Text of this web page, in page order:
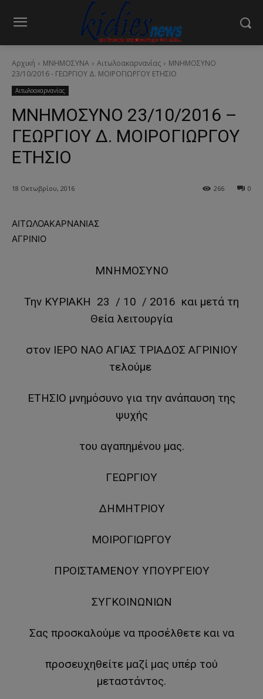
Αρχική ΜΝΗΜΟΣΥΝΑ Αιτωλοακαρνανίας
ΜΝΗΜΟΣΥΝΟ
23/10/2016 - ΓΕΩΡΓΙΟΥ Δ. ΜΟΙΡΟΓΙΩΡΓΟΥ ΕΤΗΣΙΟ
Αιτωλοακαρνανίας
ΜΝΗΜΟΣΥΝΟ 23/10/2016 –
ΓΕΩΡΓΙΟΥ Δ. ΜΟΙΡΟΓΙΩΡΓΟΥ
ΕΤΗΣΙΟ
18 Οκτωβρίου, 2016 0
266
ΑΙΤΩΛΟΑΚΑΡΝΑΝΙΑΣ
ΑΓΡΙΝΙΟ
ΜΝΗΜΟΣΥΝΟ
Την ΚΥΡΙΑΚΗ 23 / 10 / 2016 και μετά τη
Θεία λειτουργία
στον ΙΕΡΟ ΝΑΟ ΑΓΙΑΣ ΤΡΙΑΔΟΣ ΑΓΡΙΝΙΟΥ
τελούμε
ΕΤΗΣΙΟ μνημόσυνο για την ανάπαυση της
ψυχής
του αγαπημένου μας.
ΓΕΩΡΓΙΟΥ
ΔΗΜΗΤΡΙΟΥ
ΜΟΙΡΟΓΙΩΡΓΟΥ
ΠΡΟΙΣΤΑΜΕΝΟΥ ΥΠΟΥΡΓΕΙΟΥ
ΣΥΓΚΟΙΝΩΝΙΩΝ
Σας προσκαλούμε να προσέλθετε και να
προσευχηθείτε μαζί μας υπέρ τού
μεταστάντος.